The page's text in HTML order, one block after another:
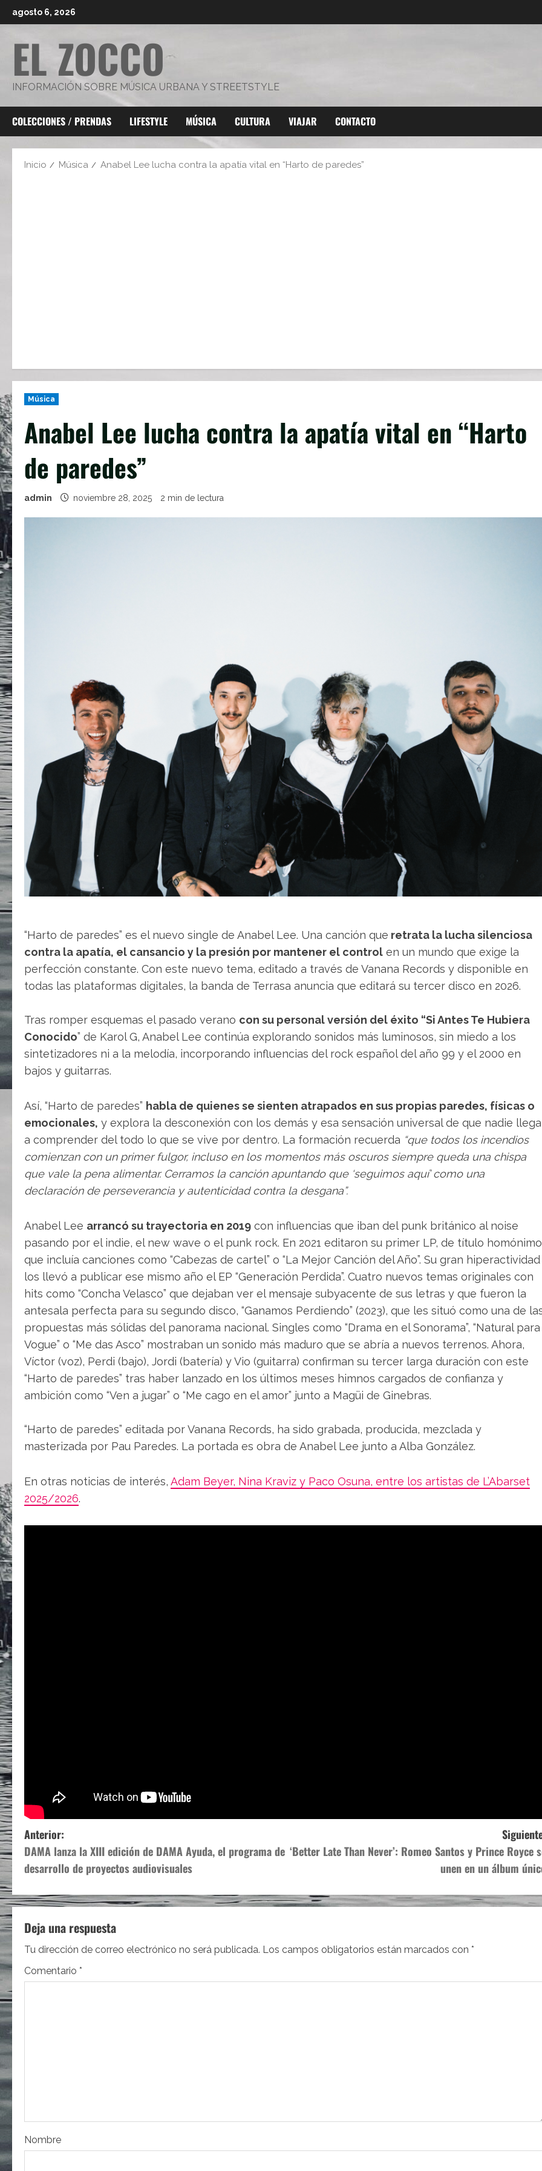
al
agosto 6, 2026
EL ZOCCO
INFORMACIÓN SOBRE MÚSICA URBANA Y STREETSTYLE
COLECCIONES / PRENDAS LIFESTYLE MÚSICA CULTURA VIAJAR CONTACTO
Inicio Música Anabel Lee lucha contra la apatía vital en “Harto de paredes”
Música
Anabel Lee lucha contra la apatía vital en “Harto
de paredes”
admin noviembre 28, 2025 2 min de lectura
“Harto de paredes” es el nuevo single de Anabel Lee. Una canción que retrata la lucha silenciosa
contra la apatía, el cansancio y la presión por mantener el control en un mundo que exige la
perfección constante. Con este nuevo tema, editado a través de Vanana Records y disponible en
todas las plataformas digitales, la banda de Terrasa anuncia que editará su tercer disco en 2026.
Tras romper esquemas el pasado verano con su personal versión del éxito “Si Antes Te Hubiera
Conocido” de Karol G, Anabel Lee continúa explorando sonidos más luminosos, sin miedo a los
sintetizadores ni a la melodía, incorporando influencias del rock español del año 99 y el 2000 en
bajos y guitarras.
Así, “Harto de paredes” habla de quienes se sienten atrapados en sus propias paredes, físicas o
emocionales, y explora la desconexión con los demás y esa sensación universal de que nadie llega
a comprender del todo lo que se vive por dentro. La formación recuerda “que todos los incendios
comienzan con un primer fulgor, incluso en los momentos más oscuros siempre queda una chispa
que vale la pena alimentar. Cerramos la canción apuntando que ‘seguimos aquí’ como una
declaración de perseverancia y autenticidad contra la desgana”.
Anabel Lee arrancó su trayectoria en 2019 con influencias que iban del punk británico al noise
pasando por el indie, el new wave o el punk rock. En 2021 editaron su primer LP, de título
que incluía canciones como “Cabezas de cartel” o “La Mejor Canción del Año”. Su gran hiperactividad
los llevó a publicar ese mismo año el EP “Generación Perdida”. Cuatro nuevos temas originales con
hits como “Concha Velasco” que dejaban ver el mensaje subyacente de sus letras y que fueron la
antesala perfecta para su segundo disco, “Ganamos Perdiendo” (2023), que les situó como una de
propuestas más sólidas del panorama nacional. Singles como “Drama en el Sonorama”, “Natural para
Vogue” o “Me das Asco” mostraban un sonido más maduro que se abría a nuevos terrenos. Ahora,
Víctor (voz), Perdi (bajo), Jordi (batería) y Vio (guitarra) confirman su tercer larga duración con este
“Harto de paredes” tras haber lanzado en los últimos meses himnos cargados de confianza y
ambición como “Ven a jugar” o “Me cago en el amor” junto a Magüi de Ginebras.
“Harto de paredes” editada por Vanana Records, ha sido grabada, producida, mezclada y
masterizada por Pau Paredes. La portada es obra de Anabel Lee junto a Alba González.
En otras noticias de interés, Adam Beyer, Nina Kraviz y Paco Osuna, entre los artistas de L’Abarset
2025/2026.
N
a
v
e
g
a
c
e
e
Anterior:
DAMA lanza la XIII edición de DAMA Ayuda, el programa de
desarrollo de proyectos audiovisuales
‘Better Late Than Never’: Romeo Santos y Prince Royce
unen en un álbum
Deja una respuesta
Tu dirección de correo electrónico no será publicada. Los campos obligatorios están marcados con *
Comentario *
Nombre